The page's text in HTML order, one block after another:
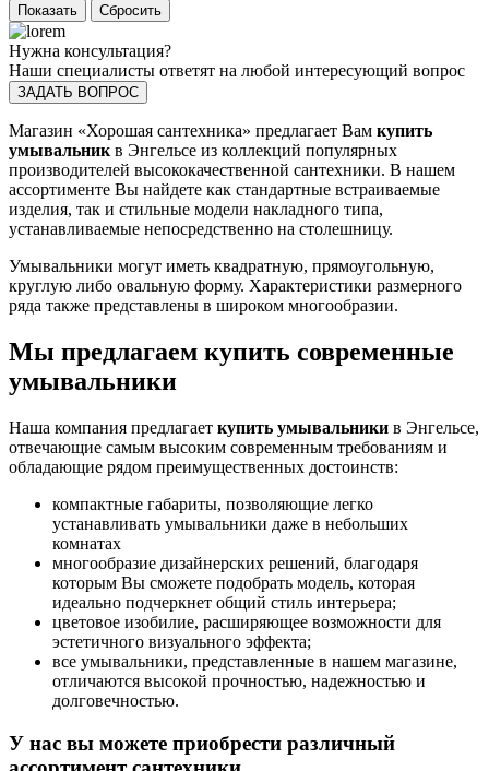
Нужна консультация?
Наши специалисты ответят на любой интересующий вопрос
ЗАДАТЬ ВОПРОС
Магазин «Хорошая сантехника» предлагает Вам купить
умывальник в Энгельсе из коллекций популярных
производителей высококачественной сантехники. В нашем
ассортименте Вы найдете как стандартные встраиваемые
изделия, так и стильные модели накладного типа,
устанавливаемые непосредственно на столешницу.
Умывальники могут иметь квадратную, прямоугольную,
круглую либо овальную форму. Характеристики размерного
ряда также представлены в широком многообразии.
Мы предлагаем купить современные
умывальники
Наша компания предлагает купить умывальники в Энгельсе,
отвечающие самым высоким современным требованиям и
обладающие рядом преимущественных достоинств:
компактные габариты, позволяющие легко
устанавливать умывальники даже в небольших
комнатах
многообразие дизайнерских решений, благодаря
которым Вы сможете подобрать модель, которая
идеально подчеркнет общий стиль интерьера;
цветовое изобилие, расширяющее возможности для
эстетичного визуального эффекта;
все умывальники, представленные в нашем магазине,
отличаются высокой прочностью, надежностью и
долговечностью.
У нас вы можете приобрести различный